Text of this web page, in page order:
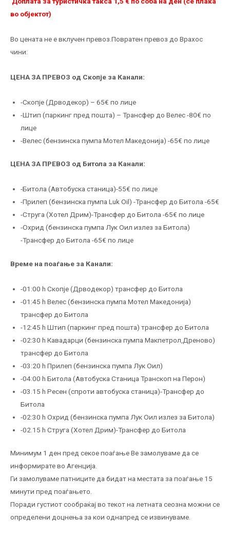
во објектот)
Во цената не е вклучен превоз.Повратен превоз до Врахос
чини:
ЦЕНА ЗА ПРЕВОЗ од Скопје за Канали:
-Скопје (Дрводекор) – 65€ по лице
-Штип (паркинг пред пошта) – Трансфер до Велес -80€ по
лице
-Велес (бензинска пумпа Мотел Македонија) -65€ по лице
ЦЕНА ЗА ПРЕВОЗ од Битола за Канали:
-Битола (Автобуска станица)-55€ по лице
-Прилеп (бензинска пумпа Luk Oil) -Трансфер до Битола -65€
-Струга (Хотел Дрим)-Трансфер до Битола -65€ по лице
-Охрид (бензинска пумпа Лук Оил излез за Битола)
-Трансфер до Битола -65€ по лице
Време на поаѓање за Канали:
-01:00 h Скопје (Дрводекор) трансфер до Битола
-01:45 h Велес (бензинска пумпа Мотел Македонија)
трансфер до Битола
-12:45 h Штип (паркинг пред пошта) трансфер до Битола
-02:30 h Кавадарци (бензинска пумпа Макпетрол,Дреново)
трансфер до Битола
-03:20 h Прилеп (бензинска пумпа Лук Оил)
-04:00 h Битола (Автобуска Станица Транскоп на Перон)
-03.15 h Ресен (спроти автобуска станица)-Трансфер до
Битола
-02:30 h Охрид (бензинска пумпа Лук Оил излез за Битола)
-02.15 h Струга (Хотел Дрим)-Трансфер до Битола
Минимум 1 ден пред секое поаѓање Ве замолуваме да се
информирате во Агенција.
Ги замолуваме патниците да бидат на местата за поаѓање 15
минути пред поаѓањето.
Поради густиот сообраќај во текот на летната сеозна можни се
определени доцнења за кои однапред се извинуваме.